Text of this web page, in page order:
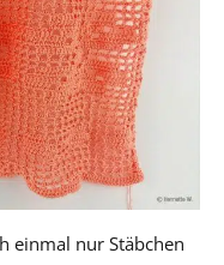
einmal nur Stäbchen